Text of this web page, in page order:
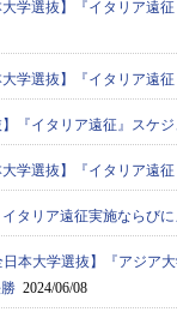
大学選抜】『イタリア遠
大学選抜】『イタリア遠征
】『イタリア遠征』スケ
大学選抜】『イタリア遠
タリア遠征実施ならび
日本大学選抜】『アジア
2024/06/08